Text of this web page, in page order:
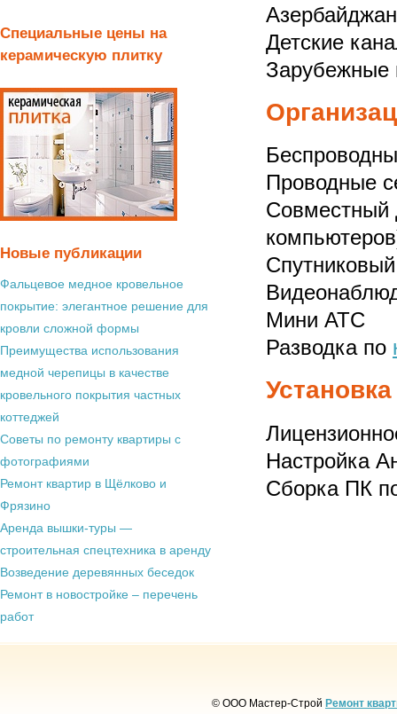
Детские
Зарубежные
Проводные
Совместный
Мини АТС
Разводка по
Настройка
Сборка ПК
Специальные цены на
керамическую плитку
Новые публикации
Фальцевое медное кровельное
покрытие: элегантное решение для
кровли сложной формы
Преимущества использования
медной черепицы в качестве
кровельного покрытия частных
коттеджей
Советы по ремонту квартиры с
фотографиями
Ремонт квартир в Щёлково и
Фрязино
Аренда вышки-туры —
строительная спецтехника в аренду
Возведение деревянных беседок
Ремонт в новостройке – перечень
работ
© ООО Мастер-Строй Ремонт